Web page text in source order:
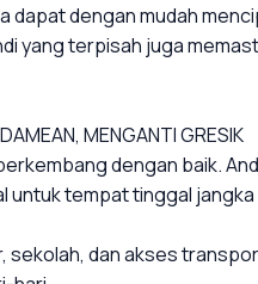
dapat dengan mudah
yang terpisah juga
MENGANTI GRESIK
dengan baik.
untuk tempat tinggal
sekolah, dan akses